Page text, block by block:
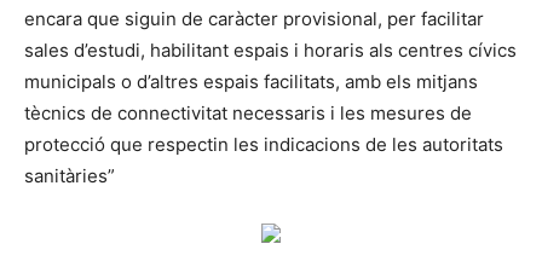
encara que siguin de caràcter provisional, per facilitar
sales d’estudi, habilitant espais i horaris als centres cívics
municipals o d’altres espais facilitats, amb els mitjans
tècnics de connectivitat necessaris i les mesures de
protecció que respectin les indicacions de les autoritats
sanitàries”